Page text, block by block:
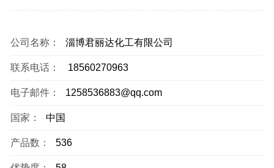
公司名称： 淄博君丽达化工有限公司
联系电话： 18560270963
电子邮件： 1258536883@qq.com
国家： 中国
产品数： 536